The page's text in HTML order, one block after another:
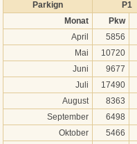
Parkign
P1
Monat
Pkw
April
5856
Mai
10720
Juni
9677
Juli
17490
August
8363
September
6498
Oktober
5466